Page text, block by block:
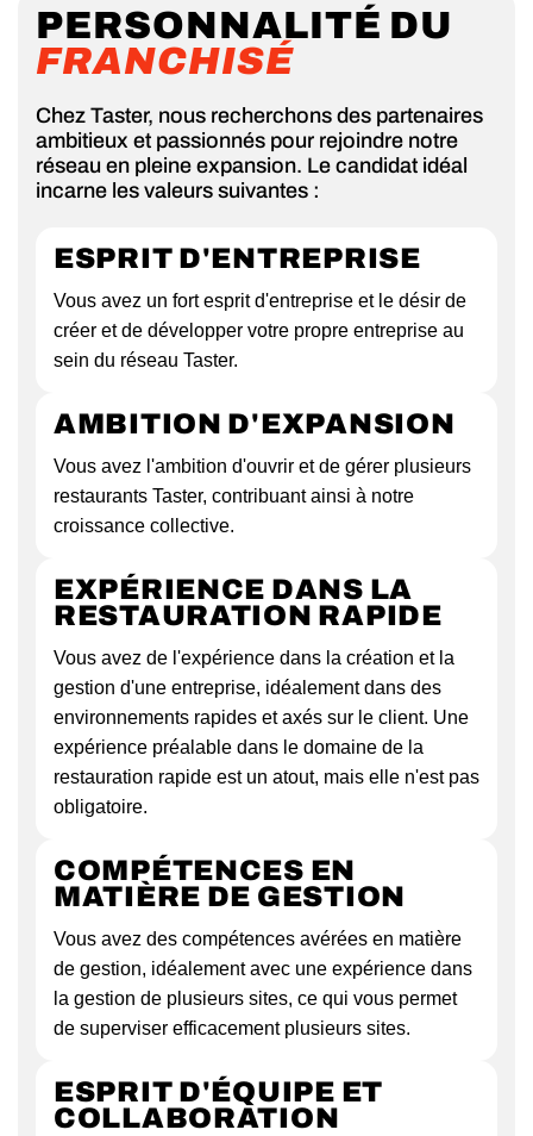
PERSONNALITÉ DU
FRANCHISÉ
Chez Taster, nous recherchons des partenaires
ambitieux et passionnés pour rejoindre notre
réseau en pleine expansion. Le candidat idéal
incarne les valeurs suivantes :
ESPRIT D'ENTREPRISE
Vous avez un fort esprit d'entreprise et le désir de
créer et de développer votre propre entreprise au
sein du réseau Taster.
AMBITION D'EXPANSION
Vous avez l'ambition d'ouvrir et de gérer plusieurs
restaurants Taster, contribuant ainsi à notre
croissance collective.
EXPÉRIENCE DANS LA
RESTAURATION RAPIDE
Vous avez de l'expérience dans la création et la
gestion d'une entreprise, idéalement dans des
environnements rapides et axés sur le client. Une
expérience préalable dans le domaine de la
restauration rapide est un atout, mais elle n'est pas
obligatoire.
COMPÉTENCES EN
MATIÈRE DE GESTION
Vous avez des compétences avérées en matière
de gestion, idéalement avec une expérience dans
la gestion de plusieurs sites, ce qui vous permet
de superviser efficacement plusieurs sites.
ESPRIT D'ÉQUIPE ET
COLLABORATION